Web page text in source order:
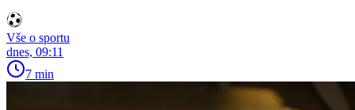
Vše o sportu
dnes, 09:11
7 min